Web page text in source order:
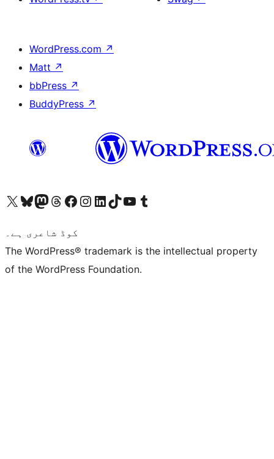
WordPress.com ↗
Matt ↗
bbPress ↗
BuddyPress ↗
Visit our X (formerly Twitter) account
ہمارے بلیواسکائی اکاؤنٹ پر جائیں
Visit our Mastodon account
ہمارے ٹھریڈز اکاؤنٹ پر جائیں
Visit our Facebook page
Visit our Instagram account
Visit our LinkedIn account
ہمارے ٹک ٹاک اکاؤنٹ پر جائیں
Visit our YouTube channel
ہمارے ٹمبلر اکاؤنٹ پر جائیں
کوڈ شاعری ہے۔
The WordPress® trademark is the intellectual property
of the WordPress Foundation.